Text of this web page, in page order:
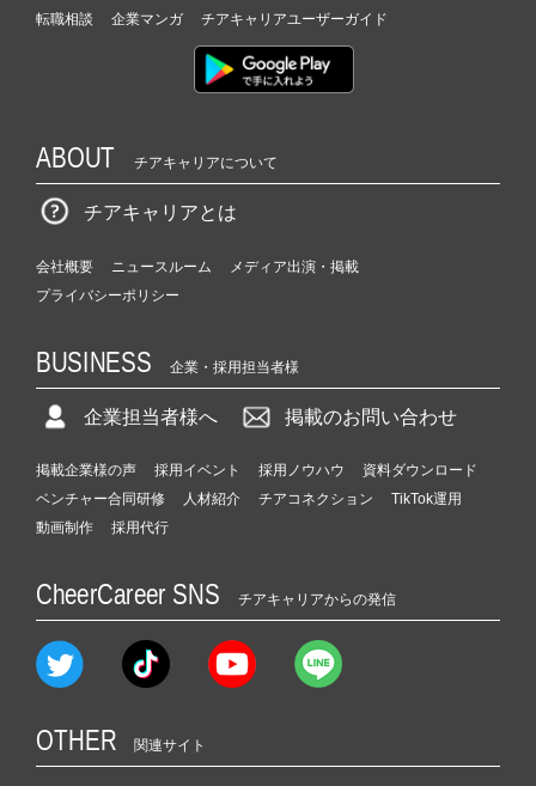
転職相談
企業マンガ チアキャリアユーザーガイド
ABOUT チアキャリアについて
チアキャリアとは
会社概要 ニュースルーム
メディア出演・掲載
プライバシーポリシー
BUSINESS 企業・採用担当者様
企業担当者様へ 掲載のお問い合わせ
掲載企業様の声 採用イベント 採用ノウハウ
資料ダウンロード
ベンチャー合同研修
人材紹介 チアコネクション
TikTok運用
動画制作
採用代行
CheerCareer SNS チアキャリアからの発信
OTHER 関連サイト